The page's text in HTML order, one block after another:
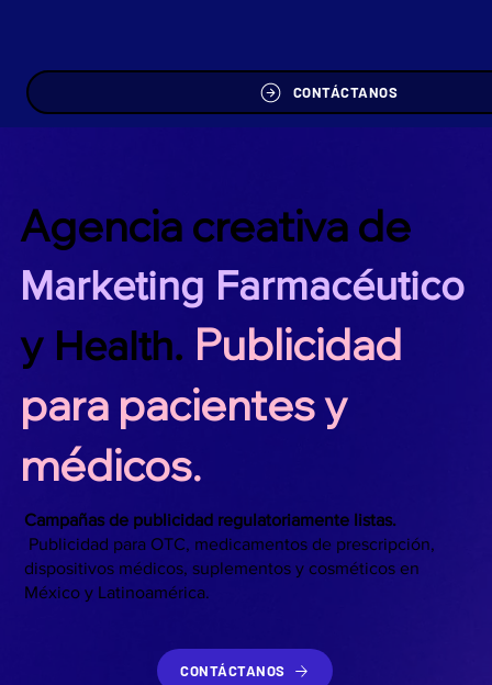
CONTÁCTANOS
Agencia creativa de
Marketing Farmacéutico
yHealth. Publicidad
para pacientes y
médicos.
Campañas de publicidad regulatoriamente listas.
Publicidad para OTC, medicamentos de prescripción,
dispositivos médicos, suplementos y cosméticos en
México y Latinoamérica.
CONTÁCTANOS